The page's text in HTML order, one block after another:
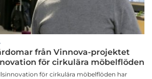
från Vinnova-projektet
för cirkulära möbelflöden
för cirkulära möbelflöden har